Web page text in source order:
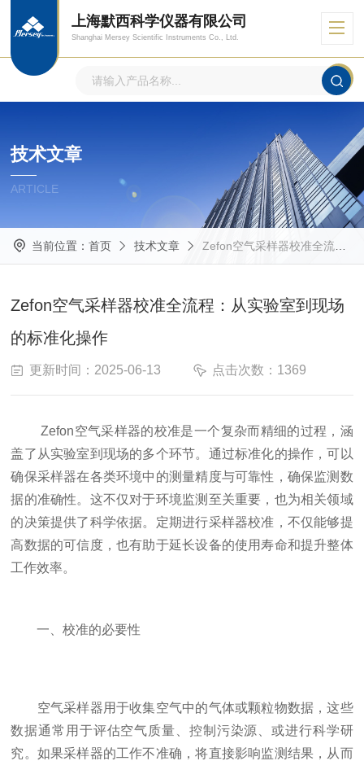
上海默西科学仪器有限公司
Shanghai Mersey Scientific Instruments Co., Ltd.
技术文章
ARTICLE
当前位置： 首页 技术文章 Zefon空气采样器校准全流程：从实验室到现场的标准化操作
Zefon空气采样器校准全流程：从实验室到现场
的标准化操作
更新时间：2025-06-13 点击次数：1369
Zefon空气采样器的校准是一个复杂而精细的过程，涵
盖了从实验室到现场的多个环节。通过标准化的操作，可以
确保采样器在各类环境中的测量精度与可靠性，确保监测数
据的准确性。这不仅对于环境监测至关重要，也为相关领域
的决策提供了科学依据。定期进行采样器校准，不仅能够提
高数据的可信度，也有助于延长设备的使用寿命和提升整体
工作效率。
一、校准的必要性
空气采样器用于收集空气中的气体或颗粒物数据，这些
数据通常用于评估空气质量、控制污染源、或进行科学研
究。如果采样器的工作不准确，将直接影响监测结果，从而